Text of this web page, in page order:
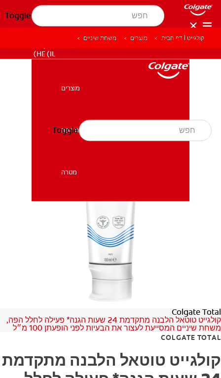
Toggle
HE (IL)
מוצרים
בריאות הפה
מטרה
Toggle
קולגייט | דף הבית מוצרים משחת שיניים
Colgate Total
קולגייט טוטאל הלבנה מתקדמת 24 שעות הגנה* פעילה לחלל הפה,
משחת שיניים המסייעת לעצור את הבעיות לפני הופעתן 100 מ״ל
COLGATE TOTAL
קולגייט טוטאל הלבנה מתקדמת